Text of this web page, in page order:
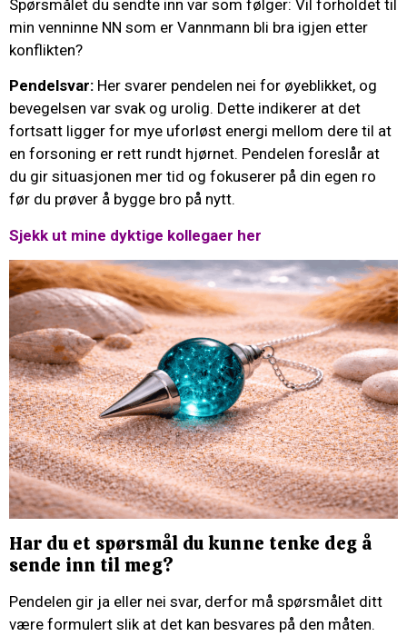
Spørsmålet du sendte inn var som følger: Vil forholdet til
min venninne NN som er Vannmann bli bra igjen etter
konflikten?
Pendelsvar: Her svarer pendelen nei for øyeblikket, og
bevegelsen var svak og urolig. Dette indikerer at det
fortsatt ligger for mye uforløst energi mellom dere til at
en forsoning er rett rundt hjørnet. Pendelen foreslår at
du gir situasjonen mer tid og fokuserer på din egen ro
før du prøver å bygge bro på nytt.
Sjekk ut mine dyktige kollegaer her
Har du et spørsmål du kunne tenke deg å
sende inn til meg?
Pendelen gir ja eller nei svar, derfor må spørsmålet ditt
være formulert slik at det kan besvares på den måten.